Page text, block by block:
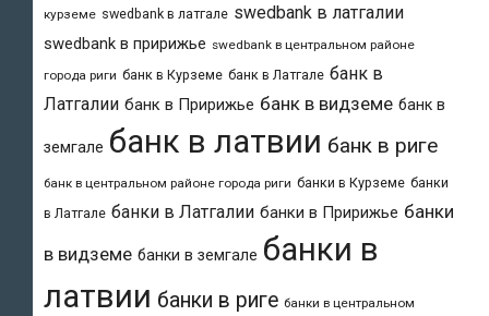
курземе swedbank в латгале swedbank в латгалии
swedbank в пририжье swedbank в центральном районе
города риги банк в Курземе банк в Латгале банк в
Латгалии банк в Пририжье банк в видземе банк в
земгале банк в латвии банк в риге
банк в центральном районе города риги банки в Курземе банки
в Латгале банки в Латгалии банки в Пририжье банки
в видземе банки в земгале банки в
латвии банки в риге банки в центральном